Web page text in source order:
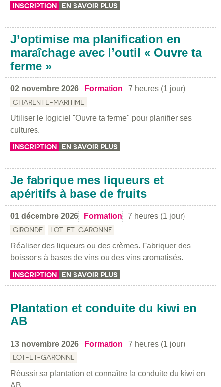
INSCRIPTION EN SAVOIR PLUS
J’optimise ma planification en
maraîchage avec l’outil « Ouvre ta
ferme »
02 novembre 2026 Formation 7 heures (1 jour)
CHARENTE-MARITIME
Utiliser le logiciel "Ouvre ta ferme" pour planifier ses
cultures.
INSCRIPTION EN SAVOIR PLUS
Je fabrique mes liqueurs et
apéritifs à base de fruits
01 décembre 2026 Formation 7 heures (1 jour)
GIRONDE LOT-ET-GARONNE
Réaliser des liqueurs ou des crèmes. Fabriquer des
boissons à bases de vins ou des vins aromatisés.
INSCRIPTION EN SAVOIR PLUS
Plantation et conduite du kiwi en
AB
13 novembre 2026 Formation 7 heures (1 jour)
LOT-ET-GARONNE
Réussir sa plantation et connaître la conduite du kiwi en
AB.